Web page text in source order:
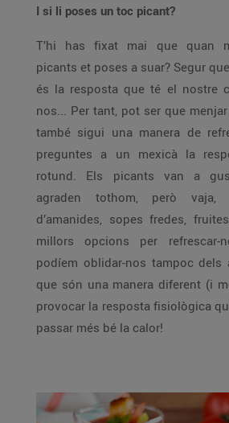
I si li poses un toc picant?
T’hi has fixat mai que quan
picants et poses a suar? Segur
és la resposta que té el nostre
nos... Per tant, pot ser que
també sigui una manera de
preguntes a un mexicà la
rotund. Els picants van a
agraden tothom, però
d’amanides, sopes fredes,
millors opcions per refrescar-
podíem oblidar-nos tampoc dels
que són una manera diferent (i
provocar la resposta fisiològica
passar més bé la calor!